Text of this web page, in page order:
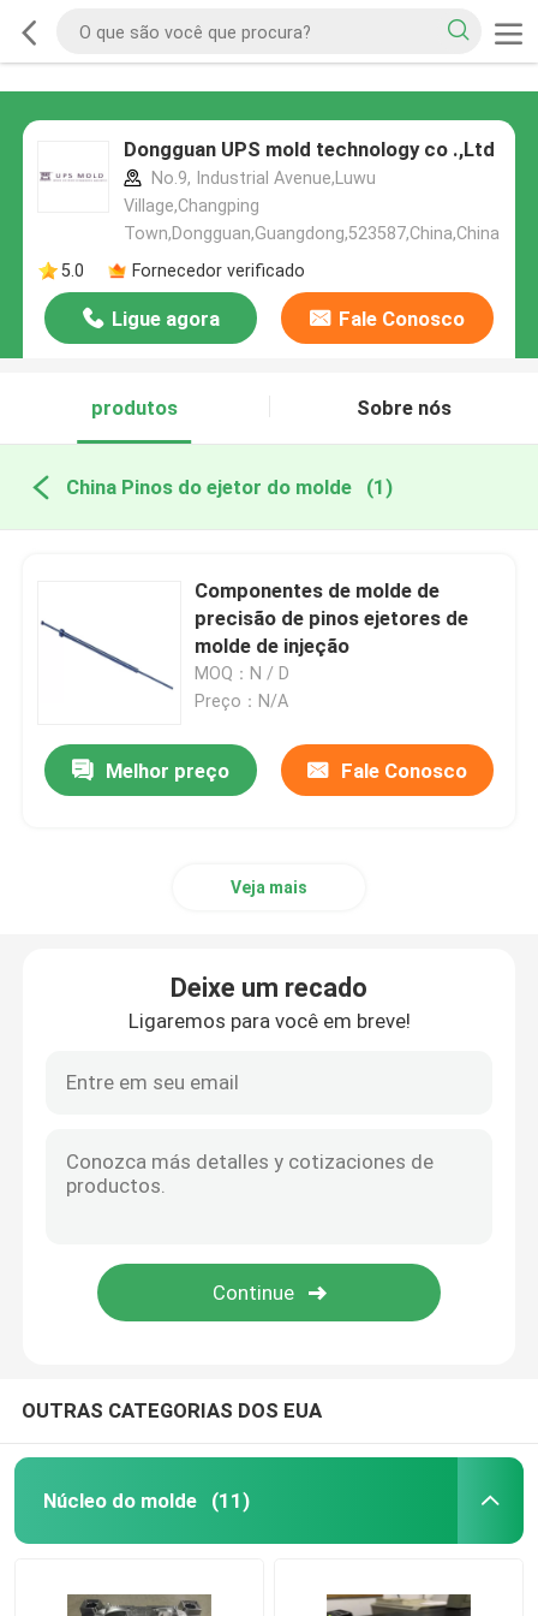
Dongguan UPS mold technology co .,Ltd
No.9, Industrial Avenue,Luwu
Village,Changping
Town,Dongguan,Guangdong,523587,China,China
5.0
Fornecedor verificado
Ligue agora Fale Conosco
produtos Sobre nós
China Pinos do ejetor do molde (1)
Componentes de molde de
precisão de pinos ejetores de
molde de injeção
MOQ：N / D
Preço：N/A
Melhor preço Fale Conosco
Veja mais
Deixe um recado
Ligaremos para você em breve!
OUTRAS CATEGORIAS DOS EUA
Núcleo do molde (11)